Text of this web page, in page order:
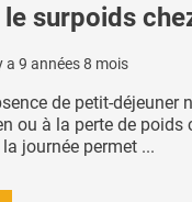
surpoids
a 9 années 8 mois
de petit-déjeuner
ou à la perte de poids
journée permet ...